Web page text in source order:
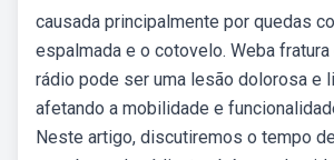
causada principalmente por quedas
espalmada e o cotovelo. Weba fratura
rádio pode ser uma lesão dolorosa e
afetando a mobilidade e
Neste artigo, discutiremos o tempo